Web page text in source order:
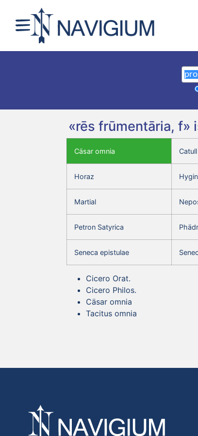
«rēs frūmentāria, f»
Cäsar omnia Catull
Horaz
Martial
Petron Satyrica
Seneca epistulae
Cicero Orat.
Cicero Philos.
Cäsar omnia
Tacitus omnia